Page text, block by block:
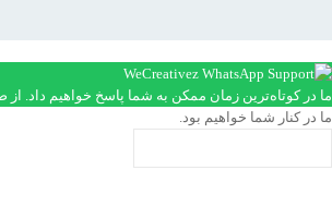
ما در کوتاه‌ترین زمان ممکن به شما پاسخ خواهیم داد.
ما در کنار شما خواهیم بود.